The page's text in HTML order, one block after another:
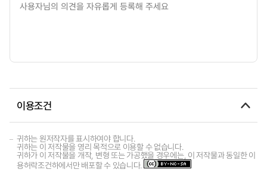
이용조건
귀하는 원저작자를 표시하여야 합니다.
귀하는 이 저작물을 영리 목적으로 이용할 수 없습니다.
귀하가 이 저작물을 개작, 변형 또는 가공했을 경우에는, 이 저작물과 동일한 이
용허락조건하에서만 배포할 수 있습니다.